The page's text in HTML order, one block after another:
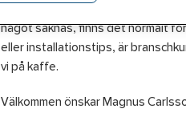
något saknas, finns det normalt
eller installationstips, är
vi på kaffe.
Välkommen önskar Magnus